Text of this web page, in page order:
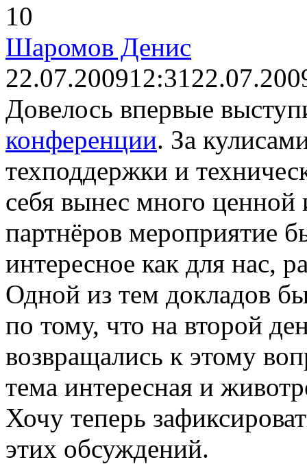
10
Шаромов Денис
22.07.200912:31
Довелось впервые
конференции. За
техподдержки и
себя вынес много
партнёров мероприятие
интересное как для нас,
Одной из тем докладов
по тому, что на второй
возвращались к этому
тема интересная и
Хочу теперь
этих обсуждений.